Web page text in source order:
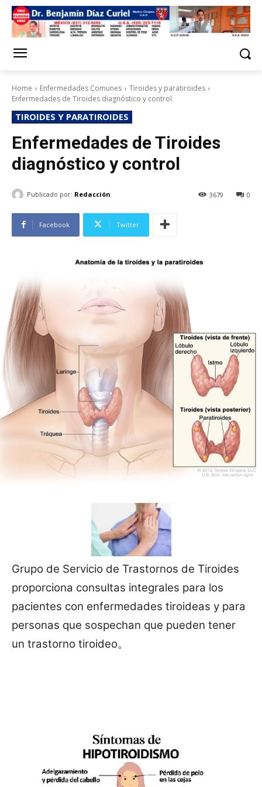
Home Enfermedades Comunes
Tiroides y paratiroides
Enfermedades de Tiroides diagnóstico y control
TIROIDES Y PARATIROIDES
Enfermedades de Tiroides
diagnóstico y control
Publicado por: Redacción 0
3679
Facebook Twitter
Grupo de Servicio de Trastornos de Tiroides
proporciona consultas integrales para los
pacientes con enfermedades tiroideas y para
personas que sospechan que pueden tener
un trastorno tiroideo。